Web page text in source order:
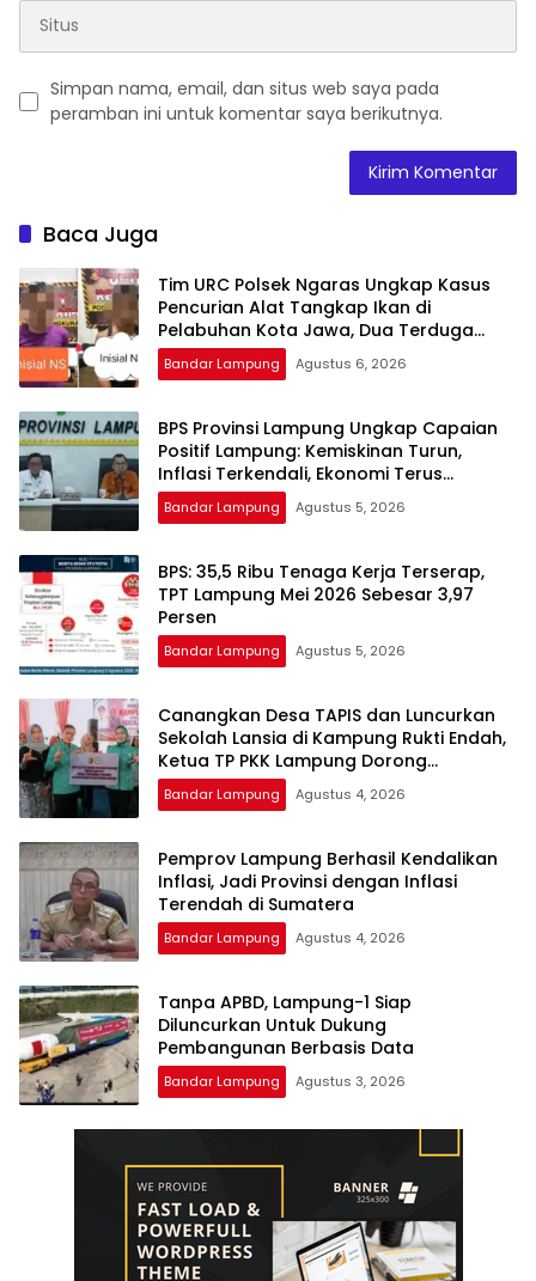
Simpan nama, email, dan situs web saya pada
peramban ini untuk komentar saya berikutnya.
Baca Juga
Tim URC Polsek Ngaras Ungkap Kasus
Pencurian Alat Tangkap Ikan di
Pelabuhan Kota Jawa, Dua Terduga
Pelaku Diamankan.
Bandar Lampung Agustus 6, 2026
BPS Provinsi Lampung Ungkap Capaian
Positif Lampung: Kemiskinan Turun,
Inflasi Terkendali, Ekonomi Terus
Tumbuh
Bandar Lampung Agustus 5, 2026
BPS: 35,5 Ribu Tenaga Kerja Terserap,
TPT Lampung Mei 2026 Sebesar 3,97
Persen
Bandar Lampung Agustus 5, 2026
Canangkan Desa TAPIS dan Luncurkan
Sekolah Lansia di Kampung Rukti Endah,
Ketua TP PKK Lampung Dorong
Pembangunan SDM Dimulai dari Desa
Bandar Lampung Agustus 4, 2026
Pemprov Lampung Berhasil Kendalikan
Inflasi, Jadi Provinsi dengan Inflasi
Terendah di Sumatera
Bandar Lampung Agustus 4, 2026
Tanpa APBD, Lampung-1 Siap
Diluncurkan Untuk Dukung
Pembangunan Berbasis Data
Bandar Lampung Agustus 3, 2026